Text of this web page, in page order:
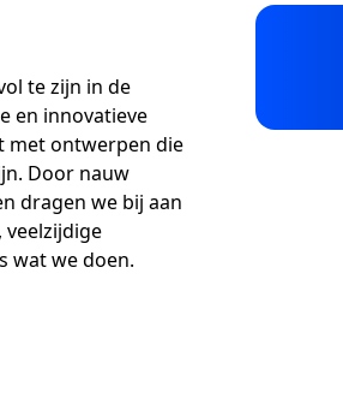
te zijn in de
en innovatieve
met ontwerpen die
Door nauw
dragen we bij aan
veelzijdige
wat we doen.